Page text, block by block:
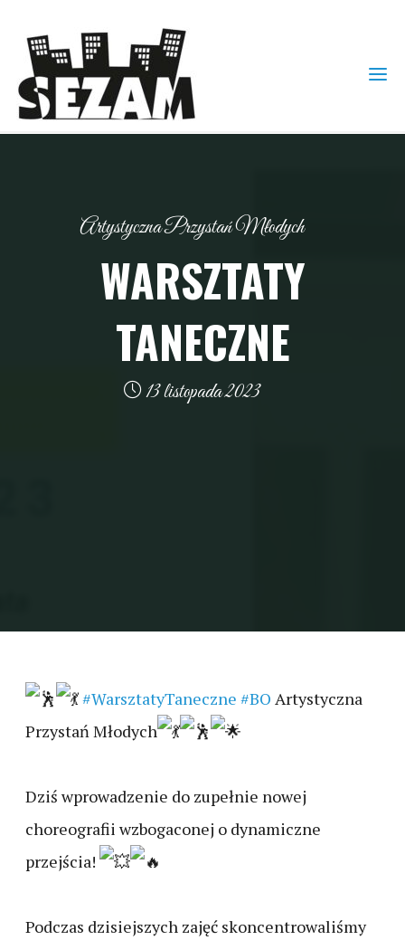
Artystyczna Przystań Młodych
WARSZTATY
TANECZNE
13 listopada 2023
#WarsztatyTaneczne #BO Artystyczna
Przystań Młodych
Dziś wprowadzenie do zupełnie nowej
choreografii wzbogaconej o dynamiczne
przejścia!
Podczas dzisiejszych zajęć skoncentrowaliśmy